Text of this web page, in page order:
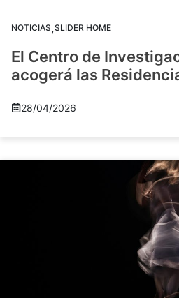
NOTICIAS,SLIDER HOME
El Centro de
acogerá las
28/04/2026